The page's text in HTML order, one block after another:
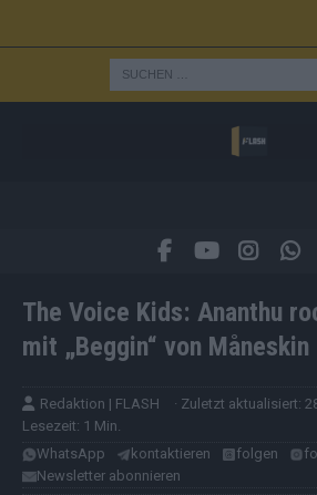
The Voice Kids: Ananthu
mit „Beggin“ von Måneskin
Redaktion | FLASH · Zuletzt aktualisiert:
Lesezeit: 1 Min.
WhatsApp
kontaktieren folgen
Newsletter abonnieren